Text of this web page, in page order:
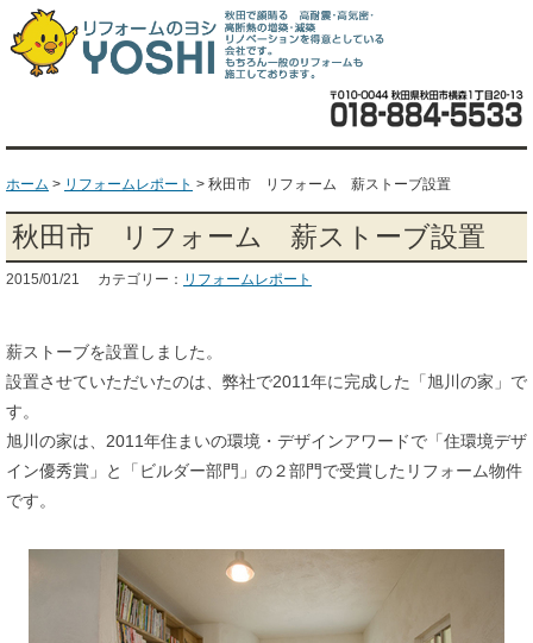
ホーム > リフォームレポート > 秋田市 リフォーム 薪ストーブ設置
秋田市 リフォーム 薪ストーブ設置
2015/01/21 カテゴリー： リフォームレポート
薪ストーブを設置しました。
設置させていただいたのは、弊社で2011年に完成した「旭川の家」で
す。
旭川の家は、2011年住まいの環境・デザインアワードで「住環境デザ
イン優秀賞」と「ビルダー部門」の２部門で受賞したリフォーム物件
です。